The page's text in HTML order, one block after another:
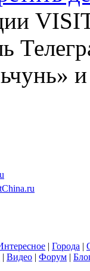
| Города |
| Видео | Форум |